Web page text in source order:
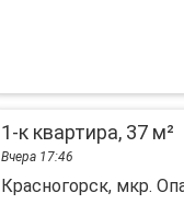
1-к квартира, 37 м²
Вчера 17:46
Красногорск, мкр.